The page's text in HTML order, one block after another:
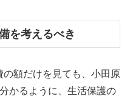
を考えるべき
額だけを見ても、小田原
かるように、生活保護の